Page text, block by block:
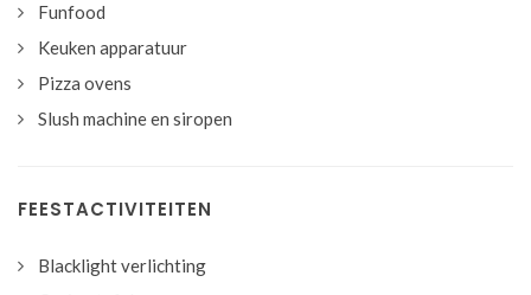
Funfood
Keuken apparatuur
Pizza ovens
Slush machine en siropen
FEESTACTIVITEITEN
Blacklight verlichting